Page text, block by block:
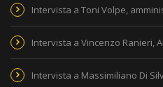
Intervista a Toni Volpe,
Intervista a Vincenzo Ranieri,
Intervista a Massimiliano Di